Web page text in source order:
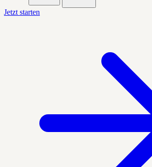
Jetzt starten